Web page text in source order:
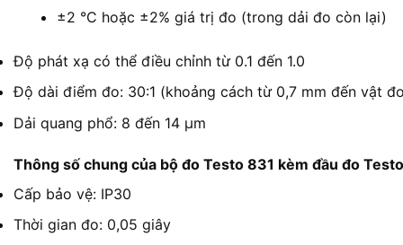
±2 °C hoặc ±2% giá trị đo (trong dải đo còn lại)
Độ phát xạ có thể điều chỉnh từ 0.1 đến 1.0
Độ dài điểm đo: 30:1 (khoảng cách từ 0,7 mm đến vật
Dải quang phổ: 8 đến 14 μm
Thông số chung của bộ đo Testo 831 kèm đầu đo
Cấp bảo vệ: IP30
Thời gian đo: 0,05 giây